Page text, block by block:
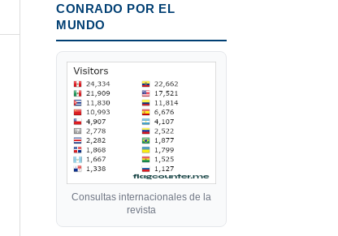
CONRADO POR EL
MUNDO
Consultas internacionales de la
revista